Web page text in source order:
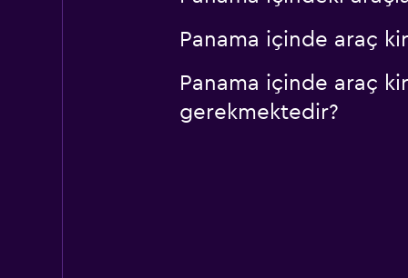
Panama içinde araç
Panama içinde araç
gerekmektedir?